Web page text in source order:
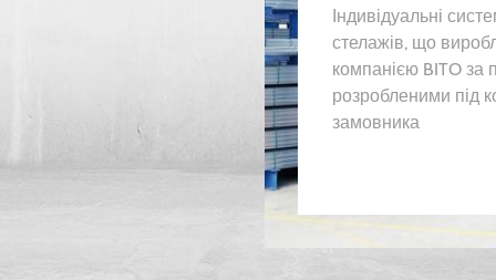
Індивідуальні
стелажів, що
компанією BITO за
розробленими під
замовника